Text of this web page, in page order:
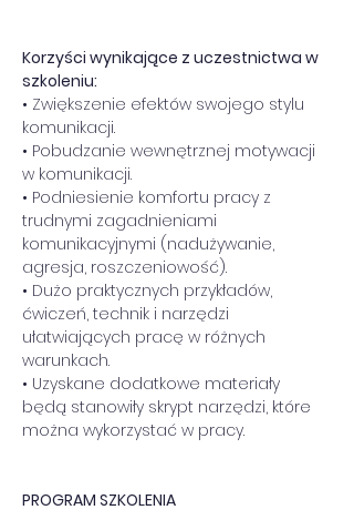
Korzyści wynikające z uczestnictwa w
szkoleniu:
• Zwiększenie efektów swojego stylu
komunikacji.
• Pobudzanie wewnętrznej motywacji
w komunikacji.
• Podniesienie komfortu pracy z
trudnymi zagadnieniami
komunikacyjnymi (nadużywanie,
agresja, roszczeniowość).
• Dużo praktycznych przykładów,
ćwiczeń, technik i narzędzi
ułatwiających pracę w różnych
warunkach.
• Uzyskane dodatkowe materiały
będą stanowiły skrypt narzędzi, które
można wykorzystać w pracy.
PROGRAM SZKOLENIA